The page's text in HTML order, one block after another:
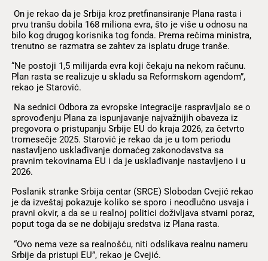
On je rekao da je Srbija kroz pretfinansiranje Plana rasta i
prvu tranšu dobila 168 miliona evra, što je više u odnosu na
bilo kog drugog korisnika tog fonda. Prema rečima ministra,
trenutno se razmatra se zahtev za isplatu druge tranše.
“Ne postoji 1,5 milijarda evra koji čekaju na nekom računu.
Plan rasta se realizuje u skladu sa Reformskom agendom”,
rekao je Starović.
Na sednici Odbora za evropske integracije raspravljalo se o
sprovođenju Plana za ispunjavanje najvažnijih obaveza iz
pregovora o pristupanju Srbije EU do kraja 2026, za četvrto
tromesečje 2025. Starović je rekao da je u tom periodu
nastavljeno usklađivanje domaćeg zakonodavstva sa
pravnim tekovinama EU i da je usklađivanje nastavljeno i u
2026.
Poslanik stranke Srbija centar (SRCE) Slobodan Cvejić rekao
je da izveštaj pokazuje koliko se sporo i neodlučno usvaja i
pravni okvir, a da se u realnoj politici doživljava stvarni poraz,
poput toga da se ne dobijaju sredstva iz Plana rasta.
“Ovo nema veze sa realnošću, niti odslikava realnu nameru
Srbije da pristupi EU”, rekao je Cvejić.